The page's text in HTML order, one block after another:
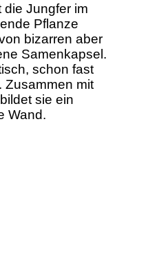
die Jungfer im
Pflanze
bizarren aber
Samenkapsel.
schon fast
Zusammen mit
sie ein
Wand.